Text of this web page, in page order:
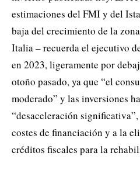
estimaciones del FMI y del
baja del crecimiento de la
Italia – recuerda el ejecutivo
en 2023, ligeramente por
otoño pasado, ya que “el
moderado” y las inversiones
“desaceleración
costes de financiación y a la
créditos fiscales para la